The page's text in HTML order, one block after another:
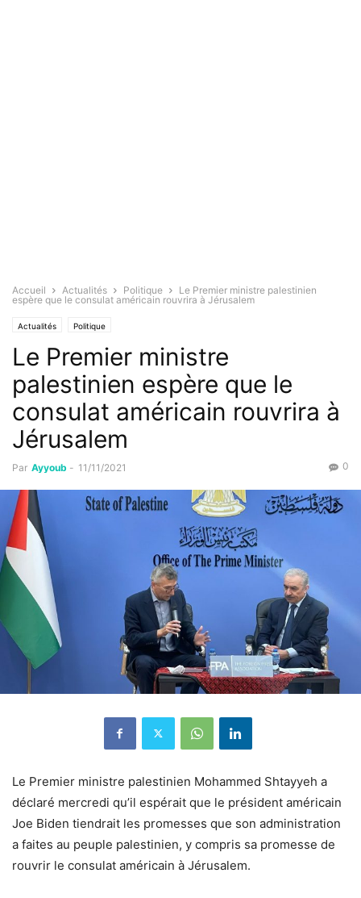
Accueil Actualités Politique
Le Premier ministre palestinien
espère que le consulat américain rouvrira à Jérusalem
Actualités Politique
Le Premier ministre
palestinien espère que le
consulat américain rouvrira à
Jérusalem
Par Ayyoub - 11/11/2021 0
Le Premier ministre palestinien Mohammed Shtayyeh a
déclaré mercredi qu’il espérait que le président américain
Joe Biden tiendrait les promesses que son administration
a faites au peuple palestinien, y compris sa promesse de
rouvrir le consulat américain à Jérusalem.